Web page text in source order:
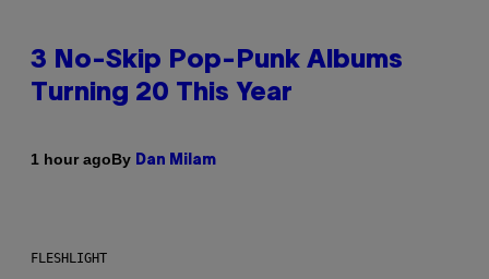
3 No-Skip Pop-Punk Albums
Turning 20 This Year
1 hour agoBy Dan Milam
FLESHLIGHT